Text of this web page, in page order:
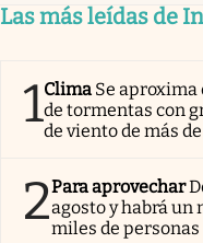
Las más leídas de
1Clima Se aproxima
de tormentas con
de viento de más
2Para aprovechar
agosto y habrá un
miles de personas